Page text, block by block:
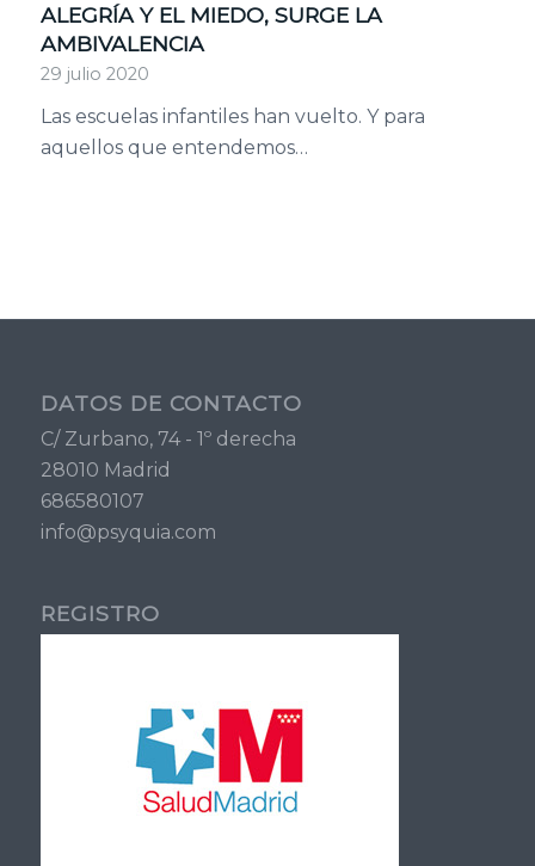
ALEGRÍA Y EL MIEDO, SURGE LA
AMBIVALENCIA
29 julio 2020
Las escuelas infantiles han vuelto. Y para
aquellos que entendemos…
DATOS DE CONTACTO
C/ Zurbano, 74 - 1º derecha
28010 Madrid
686580107
info@psyquia.com
REGISTRO